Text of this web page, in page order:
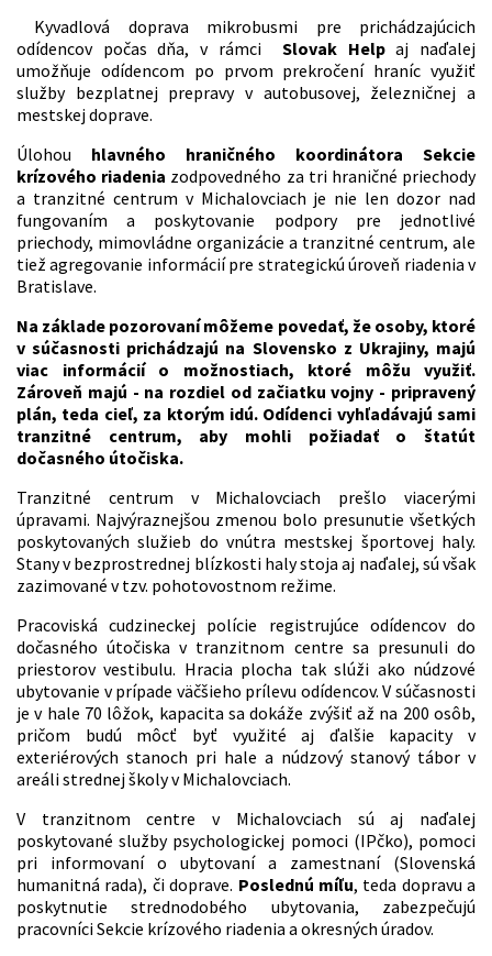
Kyvadlová doprava mikrobusmi pre prichádzajúcich
odídencov počas dňa, v rámci Slovak Helpaj naďalej
umožňuje odídencom po prvom prekročení hraníc využiť
služby bezplatnej prepravy v autobusovej, železničnej a
mestskej doprave.
Úlohou hlavného hraničného koordinátora Sekcie
krízového riadenia zodpovedného za tri hraničné priechody
a tranzitné centrum v Michalovciach je nie len dozor nad
fungovaním a poskytovanie podpory pre jednotlivé
priechody, mimovládne organizácie a tranzitné centrum, ale
tiež agregovanie informácií pre strategickú úroveň riadenia v
Bratislave.
Na základe pozorovaní môžeme povedať, že osoby, ktoré
v súčasnosti prichádzajú na Slovensko z Ukrajiny, majú
viac informácií o možnostiach, ktoré môžu využiť.
Zároveň majú - na rozdiel od začiatku vojny - pripravený
plán, teda cieľ, za ktorým idú. Odídenci vyhľadávajú sami
tranzitné centrum, aby mohli požiadať o štatút
dočasného útočiska.
Tranzitné centrum v Michalovciach prešlo viacerými
úpravami. Najvýraznejšou zmenou bolo presunutie všetkých
poskytovaných služieb do vnútra mestskej športovej haly.
Stany v bezprostrednej blízkosti haly stoja aj naďalej, sú však
zazimované v tzv. pohotovostnom režime.
Pracoviská cudzineckej polície registrujúce odídencov do
dočasného útočiska v tranzitnom centre sa presunuli do
priestorov vestibulu. Hracia plocha tak slúži ako núdzové
ubytovanie v prípade väčšieho prílevu odídencov. V súčasnosti
je v hale 70 lôžok, kapacita sa dokáže zvýšiť až na 200 osôb,
pričom budú môcť byť využité aj ďalšie kapacity v
exteriérových stanoch pri hale a núdzový stanový tábor v
areáli strednej školy v Michalovciach.
V tranzitnom centre v Michalovciach sú aj naďalej
poskytované služby psychologickej pomoci (IPčko), pomoci
pri informovaní o ubytovaní a zamestnaní (Slovenská
humanitná rada), či doprave. Poslednú míľu, teda dopravu a
poskytnutie strednodobého ubytovania, zabezpečujú
pracovníci Sekcie krízového riadenia a okresných úradov.